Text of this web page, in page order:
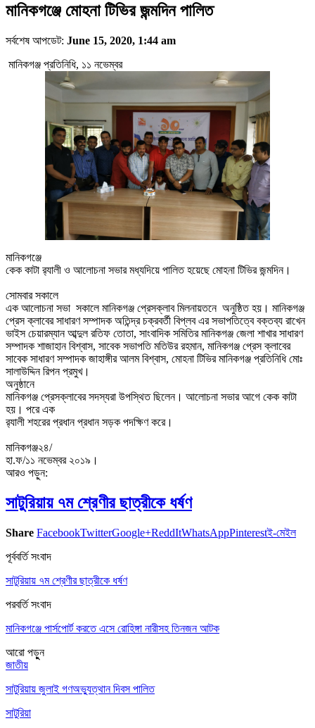
মানিকগঞ্জে মোহনা টিভির জন্মদিন পালিত
সর্বশেষ আপডেট: June 15, 2020, 1:44 am
মানিকগঞ্জ প্রতিনিধি, ১১ নভেম্বর
মানিকগঞ্জে
কেক কাটা র‌্যালী ও আলোচনা সভার মধ্যদিয়ে পালিত হয়েছে মোহনা টিভির জন্মদিন।
সোমবার সকালে
এক আলোচনা সভা সকালে মানিকগঞ্জ প্রেসক্লাব মিলনায়তনে অনুষ্ঠিত হয় । মানিকগঞ্জ
প্রেস ক্লাবের সাধারণ সম্পাদক অতিন্দ্র চক্রবর্তী বিপ্লব এর সভাপতিত্বে বক্তব্য রাখেন
ভাইস চেয়ারম্যান আব্দুল রতিফ তোতা, সাংবাদিক সমিতির মানিকগঞ্জ জেলা শাখার সাধারণ
সম্পাদক শাজাহান বিশ্বাস, সাবেক সভাপতি মতিউর রহমান, মানিকগঞ্জ প্রেস ক্লাবের
সাবেক সাধারণ সম্পাদক জাহাঙ্গীর আলম বিশ্বাস, মোহনা টিভির মানিকগঞ্জ প্রতিনিধি মোঃ
সালাউদ্দিন রিপন প্রমুখ।
অনুষ্ঠানে
মানিকগঞ্জ প্রেসক্লাবের সদস্যরা উপস্থিত ছিলেন। আলোচনা সভার আগে কেক কাটা
হয়। পরে এক
র‌্যালী শহরের প্রধান প্রধান সড়ক পদক্ষিণ করে।
মানিকগঞ্জ২৪/
হা.ফ/১১ নভেম্বর ২০১৯।
আরও পড়ুন:
সাটুরিয়ায় ৭ম শ্রেণীর ছাত্রীকে ধর্ষণ
Share FacebookTwitterGoogle+ReddItWhatsAppPinterestই-মেইল
পূর্ববর্তি সংবাদ
সাটুরিয়ায় ৭ম শ্রেণীর ছাত্রীকে ধর্ষণ
পরবর্তি সংবাদ
মানিকগঞ্জে পার্সপোর্ট করতে এসে রোহিঙ্গা নারীসহ তিনজন আটক
আরো পড়ুুন
জাতীয়
সাটুরিয়ায় জুলাই গণঅভ্যুত্থান দিবস পালিত
সাটুরিয়া